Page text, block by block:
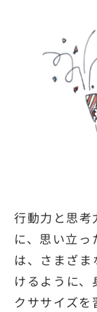
行動力と思考
に、思い立
は、さまざ
けるように
クササイズを